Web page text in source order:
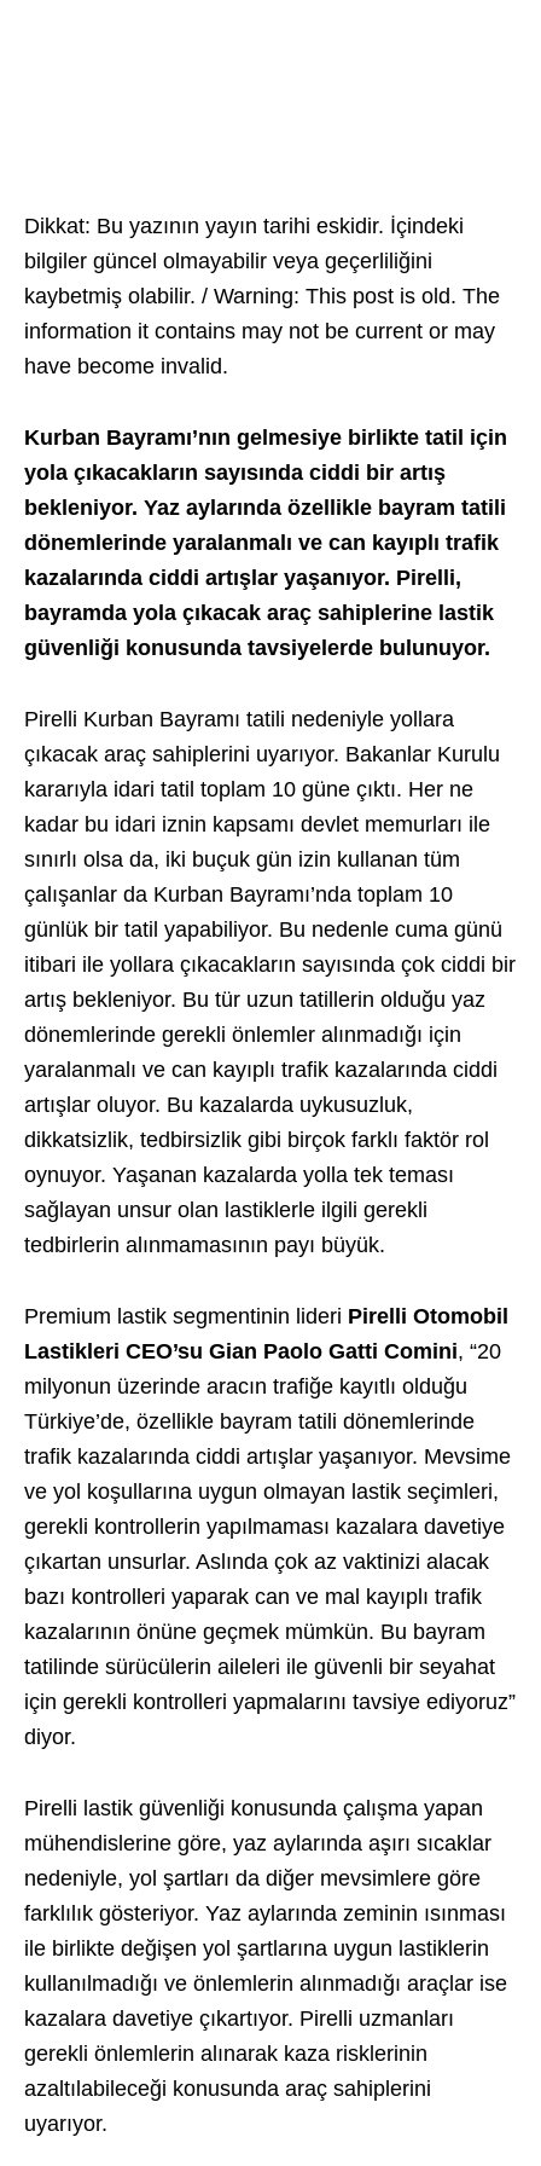
Dikkat: Bu yazının yayın tarihi eskidir. İçindeki
bilgiler güncel olmayabilir veya geçerliliğini
kaybetmiş olabilir. / Warning: This post is old. The
information it contains may not be current or may
have become invalid.
Kurban Bayramı’nın gelmesiye birlikte tatil için
yola çıkacakların sayısında ciddi bir artış
bekleniyor. Yaz aylarında özellikle bayram tatili
dönemlerinde yaralanmalı ve can kayıplı trafik
kazalarında ciddi artışlar yaşanıyor. Pirelli,
bayramda yola çıkacak araç sahiplerine lastik
güvenliği konusunda tavsiyelerde bulunuyor.
Pirelli Kurban Bayramı tatili nedeniyle yollara
çıkacak araç sahiplerini uyarıyor. Bakanlar Kurulu
kararıyla idari tatil toplam 10 güne çıktı. Her ne
kadar bu idari iznin kapsamı devlet memurları ile
sınırlı olsa da, iki buçuk gün izin kullanan tüm
çalışanlar da Kurban Bayramı’nda toplam 10
günlük bir tatil yapabiliyor. Bu nedenle cuma günü
itibari ile yollara çıkacakların sayısında çok ciddi bir
artış bekleniyor. Bu tür uzun tatillerin olduğu yaz
dönemlerinde gerekli önlemler alınmadığı için
yaralanmalı ve can kayıplı trafik kazalarında ciddi
artışlar oluyor. Bu kazalarda uykusuzluk,
dikkatsizlik, tedbirsizlik gibi birçok farklı faktör rol
oynuyor. Yaşanan kazalarda yolla tek teması
sağlayan unsur olan lastiklerle ilgili gerekli
tedbirlerin alınmamasının payı büyük.
Premium lastik segmentinin lideri Pirelli Otomobil
Lastikleri CEO’su Gian Paolo Gatti Comini, “20
milyonun üzerinde aracın trafiğe kayıtlı olduğu
Türkiye’de, özellikle bayram tatili dönemlerinde
trafik kazalarında ciddi artışlar yaşanıyor. Mevsime
ve yol koşullarına uygun olmayan lastik seçimleri,
gerekli kontrollerin yapılmaması kazalara davetiye
çıkartan unsurlar. Aslında çok az vaktinizi alacak
bazı kontrolleri yaparak can ve mal kayıplı trafik
kazalarının önüne geçmek mümkün. Bu bayram
tatilinde sürücülerin aileleri ile güvenli bir seyahat
için gerekli kontrolleri yapmalarını tavsiye ediyoruz”
diyor.
Pirelli lastik güvenliği konusunda çalışma yapan
mühendislerine göre, yaz aylarında aşırı sıcaklar
nedeniyle, yol şartları da diğer mevsimlere göre
farklılık gösteriyor. Yaz aylarında zeminin ısınması
ile birlikte değişen yol şartlarına uygun lastiklerin
kullanılmadığı ve önlemlerin alınmadığı araçlar ise
kazalara davetiye çıkartıyor. Pirelli uzmanları
gerekli önlemlerin alınarak kaza risklerinin
azaltılabileceği konusunda araç sahiplerini
uyarıyor.